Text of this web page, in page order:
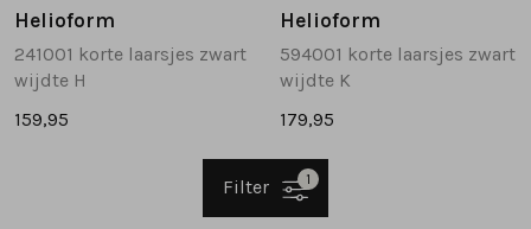
Helioform
241001 korte laarsjes zwart
wijdte H
159,95
Helioform
594001 korte laarsjes zwart
wijdte K
179,95
1
Filter